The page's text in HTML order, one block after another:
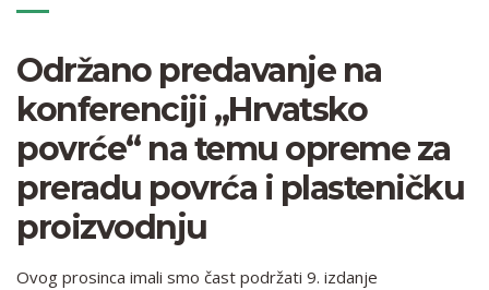
Održano predavanje na
konferenciji „Hrvatsko
povrće“ na temu opreme za
preradu povrća i plasteničku
proizvodnju
Ovog prosinca imali smo čast podržati 9. izdanje